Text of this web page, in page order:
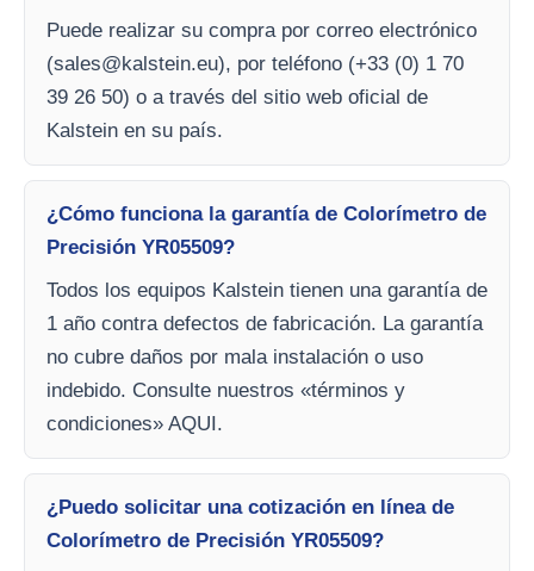
Puede realizar su compra por correo electrónico
(sales@kalstein.eu), por teléfono (+33 (0) 1 70
39 26 50) o a través del sitio web oficial de
Kalstein en su país.
¿Cómo funciona la garantía de Colorímetro de
Precisión YR05509?
Todos los equipos Kalstein tienen una garantía de
1 año contra defectos de fabricación. La garantía
no cubre daños por mala instalación o uso
indebido. Consulte nuestros «términos y
condiciones» AQUI.
¿Puedo solicitar una cotización en línea de
Colorímetro de Precisión YR05509?